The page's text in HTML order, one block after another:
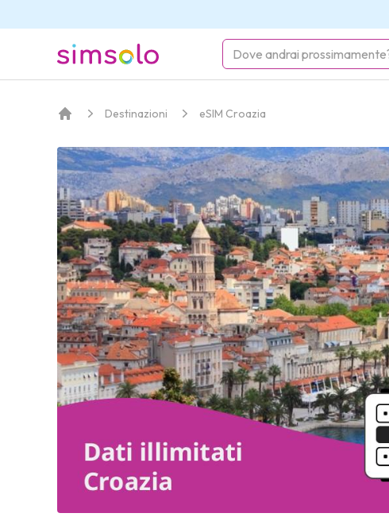
simsolo
Destinazioni eSIM Croazia